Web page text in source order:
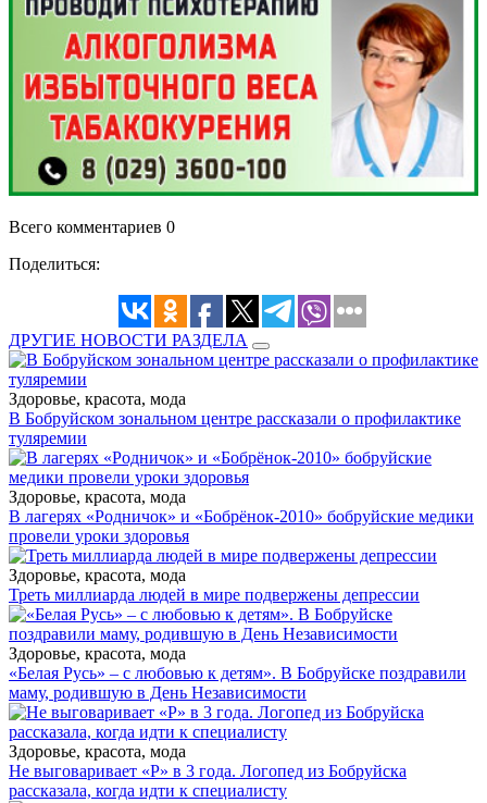
Всего комментариев 0
Поделиться:
ДРУГИЕ НОВОСТИ РАЗДЕЛА
Здоровье, красота, мода
В Бобруйском зональном центре рассказали о профилактике
туляремии
Здоровье, красота, мода
В лагерях «Родничок» и «Бобрёнок-2010» бобруйские медики
провели уроки здоровья
Здоровье, красота, мода
Треть миллиарда людей в мире подвержены депрессии
Здоровье, красота, мода
«Белая Русь» – с любовью к детям». В Бобруйске поздравили
маму, родившую в День Независимости
Здоровье, красота, мода
Не выговаривает «Р» в 3 года. Логопед из Бобруйска
рассказала, когда идти к специалисту